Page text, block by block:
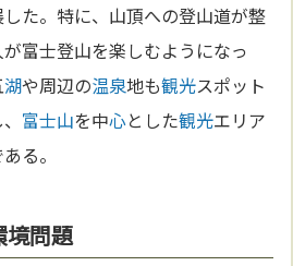
た。特に、山頂への登山道が整
富士登山を楽しむようになっ
湖や周辺の温泉地も観光スポット
富士山を中心とした観光エリア
る。
境問題